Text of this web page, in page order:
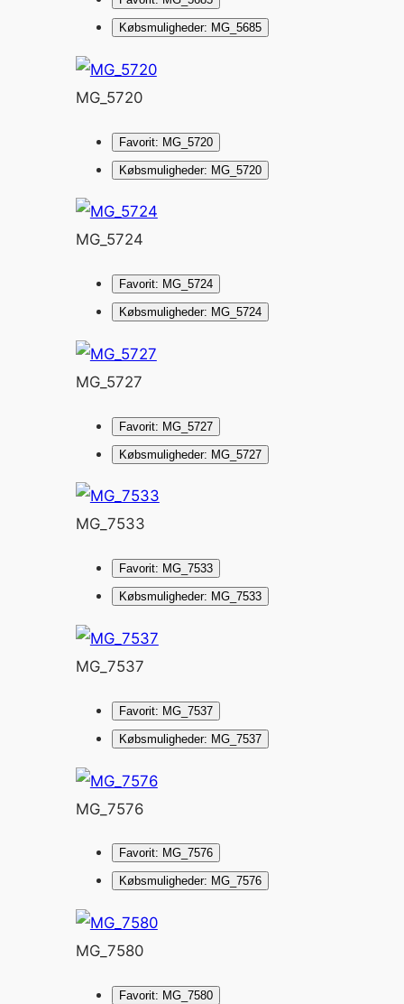
Købsmuligheder: MG_5685
MG_5720
Favorit: MG_5720
Købsmuligheder: MG_5720
MG_5724
Favorit: MG_5724
Købsmuligheder: MG_5724
MG_5727
Favorit: MG_5727
Købsmuligheder: MG_5727
MG_7533
Favorit: MG_7533
Købsmuligheder: MG_7533
MG_7537
Favorit: MG_7537
Købsmuligheder: MG_7537
MG_7576
Favorit: MG_7576
Købsmuligheder: MG_7576
MG_7580
Favorit: MG_7580